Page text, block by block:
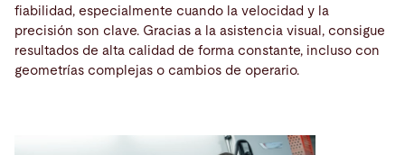
fiabilidad, especialmente cuando la velocidad y la
precisión son clave. Gracias a la asistencia visual, consigue
resultados de alta calidad de forma constante, incluso con
geometrías complejas o cambios de operario.